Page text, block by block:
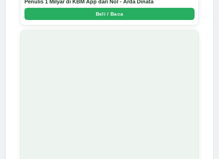
Penulis 1 Milyar di KBM App dari Nol - Arda Dinata
Beli / Baca